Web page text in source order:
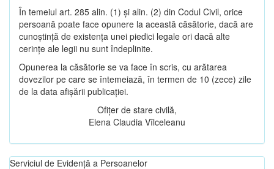
În temeiul art. 285 alin. (1) și alin. (2) din Codul Civil, orice
persoană poate face opunere la această căsătorie, dacă are
cunoștință de existența unei piedici legale ori dacă alte
cerințe ale legii nu sunt îndeplinite.
Opunerea la căsătorie se va face în scris, cu arătarea
dovezilor pe care se întemeiază, în termen de 10 (zece) zile
de la data afișării publicației.
Ofițer de stare civilă,
Elena Claudia Vîlceleanu
Serviciul de Evidență a Persoanelor